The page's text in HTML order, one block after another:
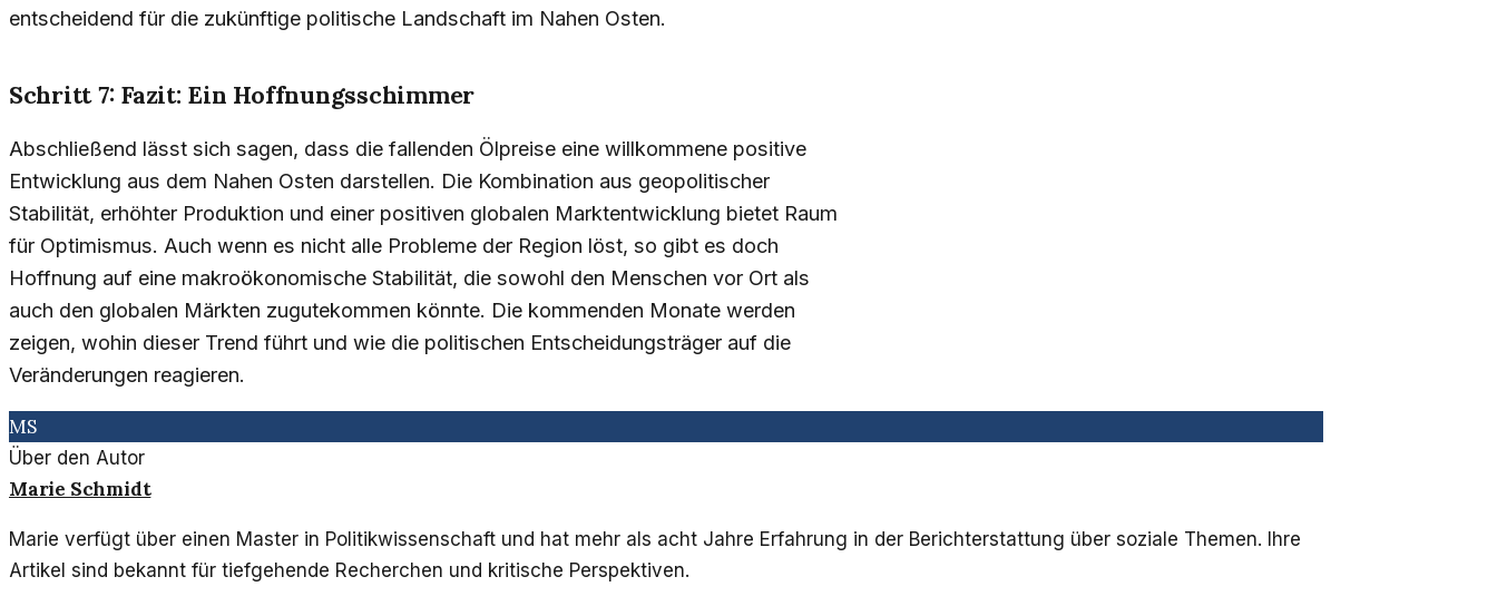
entscheidend für die zukünftige politische Landschaft im Nahen Osten.
Schritt 7: Fazit: Ein Hoffnungsschimmer
Abschließend lässt sich sagen, dass die fallenden Ölpreise eine willkommene positive
Entwicklung aus dem Nahen Osten darstellen. Die Kombination aus geopolitischer
Stabilität, erhöhter Produktion und einer positiven globalen Marktentwicklung bietet Raum
für Optimismus. Auch wenn es nicht alle Probleme der Region löst, so gibt es doch
Hoffnung auf eine makroökonomische Stabilität, die sowohl den Menschen vor Ort als
auch den globalen Märkten zugutekommen könnte. Die kommenden Monate werden
zeigen, wohin dieser Trend führt und wie die politischen Entscheidungsträger auf die
Veränderungen reagieren.
MS
Über den Autor
Marie Schmidt
Marie verfügt über einen Master in Politikwissenschaft und hat mehr als acht Jahre Erfahrung in der Berichterstattung über soziale Themen. Ihre
Artikel sind bekannt für tiefgehende Recherchen und kritische Perspektiven.